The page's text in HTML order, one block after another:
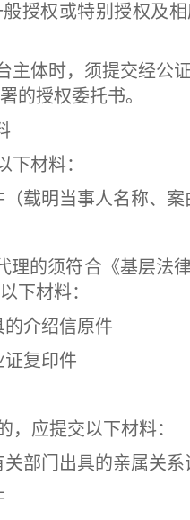
权或特别授权及相
体时，须提交经公证
的授权委托书。
材料：
当事人名称、案由
的须符合《基层法
下材料：
介绍信原件
复印件
应提交以下材料：
门出具的亲属关系